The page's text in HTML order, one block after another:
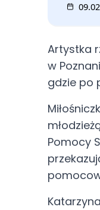
Artystka
w
gdzie po
Pomocy